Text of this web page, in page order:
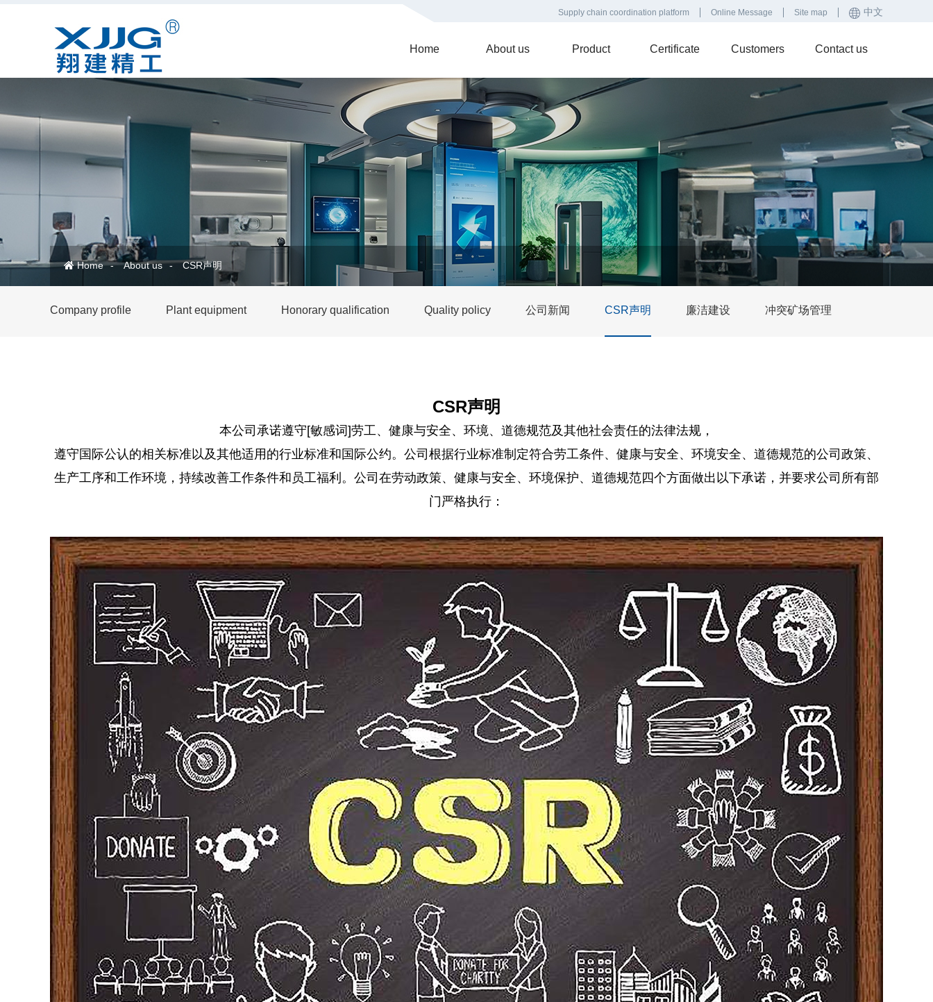
Supply chain coordination platform Online Message Site map 中文
Home About us Product Certificate Customers Contact us
Home About us CSR声明
Company profile Plant equipment Honorary qualification Quality policy 公司新闻 CSR声明 廉洁建设 冲突矿场管理
CSR声明
本公司承诺遵守[敏感词]劳工、健康与安全、环境、道德规范及其他社会责任的法律法规，
遵守国际公认的相关标准以及其他适用的行业标准和国际公约。公司根据行业标准制定符合劳工条件、健康与安全、环境安全、道德规范的公司政策、
生产工序和工作环境，持续改善工作条件和员工福利。公司在劳动政策、健康与安全、环境保护、道德规范四个方面做出以下承诺，并要求公司所有部
门严格执行：